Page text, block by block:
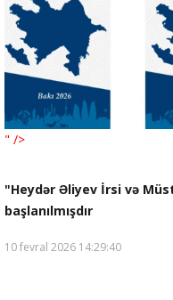
" />
"Heydər Əliyev İrsi və
başlanılmışdır
10 fevral 2026 14:29:40